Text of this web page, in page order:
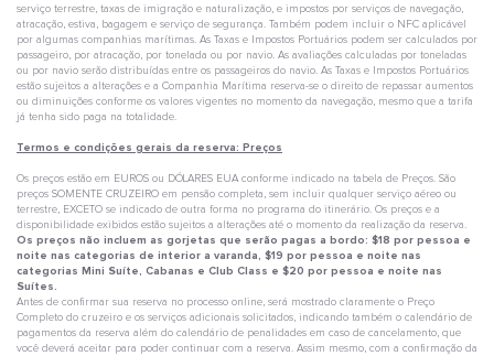
serviço terrestre, taxas de imigração e naturalização, e impostos por serviços de navegação,
atracação, estiva, bagagem e serviço de segurança. Também podem incluir o NFC aplicável
por algumas companhias marítimas. As Taxas e Impostos Portuários podem ser calculados por
passageiro, por atracação, por tonelada ou por navio. As avaliações calculadas por toneladas
ou por navio serão distribuídas entre os passageiros do navio. As Taxas e Impostos Portuários
estão sujeitos a alterações e a Companhia Marítima reserva-se o direito de repassar aumentos
ou diminuições conforme os valores vigentes no momento da navegação, mesmo que a tarifa
já tenha sido paga na totalidade.
Termos e condições gerais da reserva: Preços
Os preços estão em EUROS ou DÓLARES EUA conforme indicado na tabela de Preços. São
preços SOMENTE CRUZEIRO em pensão completa, sem incluir qualquer serviço aéreo ou
terrestre, EXCETO se indicado de outra forma no programa do itinerário. Os preços e a
disponibilidade exibidos estão sujeitos a alterações até o momento da realização da reserva.
Os preços não incluem as gorjetas que serão pagas a bordo: $18 por pessoa e
noite nas categorias de interior a varanda, $19 por pessoa e noite nas
categorias Mini Suíte, Cabanas e Club Class e $20 por pessoa e noite nas
Suítes.
Antes de confirmar sua reserva no processo online, será mostrado claramente o Preço
Completo do cruzeiro e os serviços adicionais solicitados, indicando também o calendário de
pagamentos da reserva além do calendário de penalidades em caso de cancelamento, que
você deverá aceitar para poder continuar com a reserva. Assim mesmo, com a confirmação da